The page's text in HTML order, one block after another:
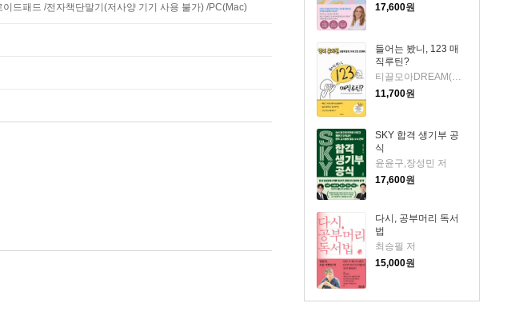
17,600원
들어는 봤니, 123 매
직루틴?
11,700원
SKY 합격 생기부 공
식
윤윤구,장성민 저
17,600원
다시, 공부머리 독서
법
최승필 저
15,000원
드패드 /전자책단말기(저사양 기기 사용 불가) /PC(Mac)